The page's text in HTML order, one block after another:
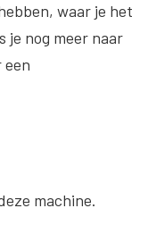
waar je het
je nog meer naar
een
machine.